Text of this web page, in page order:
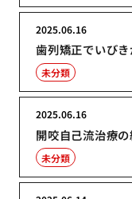
歯列矯正でいび
2025.06.16
未分類
開咬自己流治療
2025.06.16
未分類